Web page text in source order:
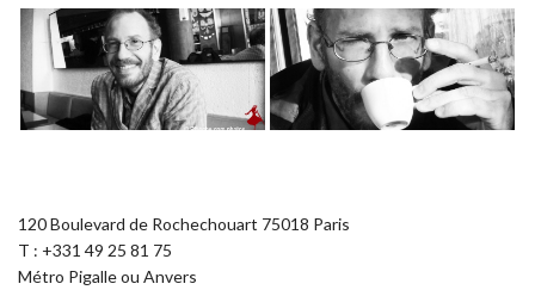
120 Boulevard de Rochechouart 75018 Paris
T : +331 49 25 81 75
Métro Pigalle ou Anvers